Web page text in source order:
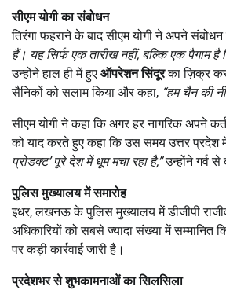
सीएम योगी का संबोधन
तिरंगा फहराने के बाद सीएम योगी ने अपने
हैं। यह सिर्फ एक तारीख नहीं, बल्कि एक पैगाम
उन्होंने हाल ही में हुए ऑपरेशन सिंदूरका ज़िक्र
सैनिकों को सलाम किया और कहा, “हम चैन की
सीएम योगी ने कहा कि अगर हर नागरिक अपने
को याद करते हुए कहा कि उस समय उत्तर
प्रोडक्ट’पूरे देश में धूम मचा रहा है,”उन्होंने गर्व से
पुलिस मुख्यालय में समारोह
इधर, लखनऊ के पुलिस मुख्यालय में डीजीपी
अधिकारियों को सबसे ज्यादा संख्या में सम्मानित
पर कड़ी कार्रवाई जारी है।
प्रदेशभर से शुभकामनाओं का सिलसिला